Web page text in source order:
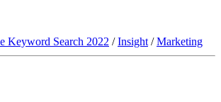
Keyword Search 2022 /Insight /Marketing